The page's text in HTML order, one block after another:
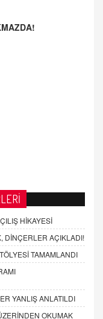
HİKAYESİ
DİNÇERLER AÇIKLADI!
TAMAMLANDI
YANLIŞ ANLATILDI
OKUMAK